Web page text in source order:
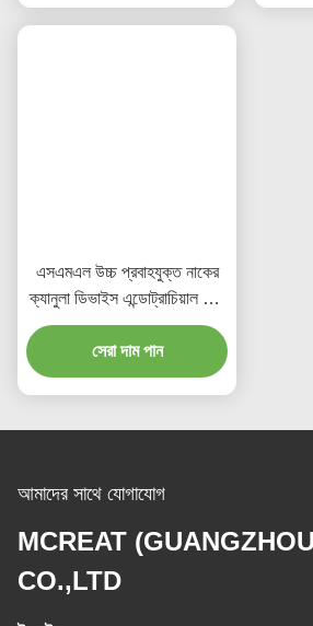
এসএমএল উচ্চ প্রবাহযুক্ত নাকের
ক্যানুলা ডিভাইস এন্ডোট্রাচিয়াল এবং
ট্র্যাচিয়েওস্টমি অ্যাপ্লিকেশনগুলির
জন্য ডিজাইন করা হয়েছে যা কার্যকর
থেরাপি সরবরাহ করে
সেরা দাম পান
আমাদের সাথে যোগাযোগ
MCREAT
CO.,LTD